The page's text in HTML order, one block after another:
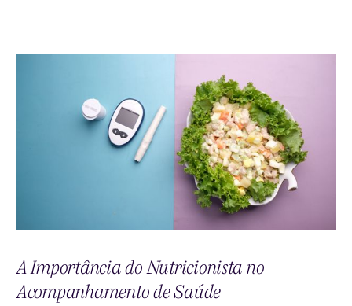
A Importância do Nutricionista no
Acompanhamento de Saúde